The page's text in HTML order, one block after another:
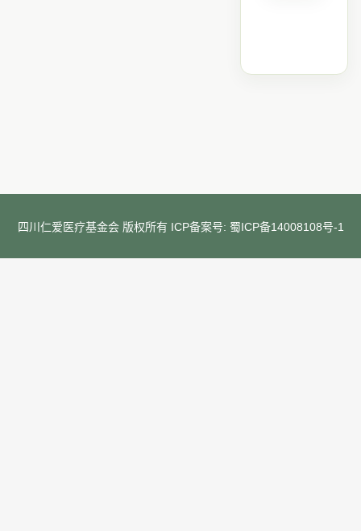
四川仁爱医疗基金会 版权所有 ICP备案号: 蜀ICP备14008108号-1